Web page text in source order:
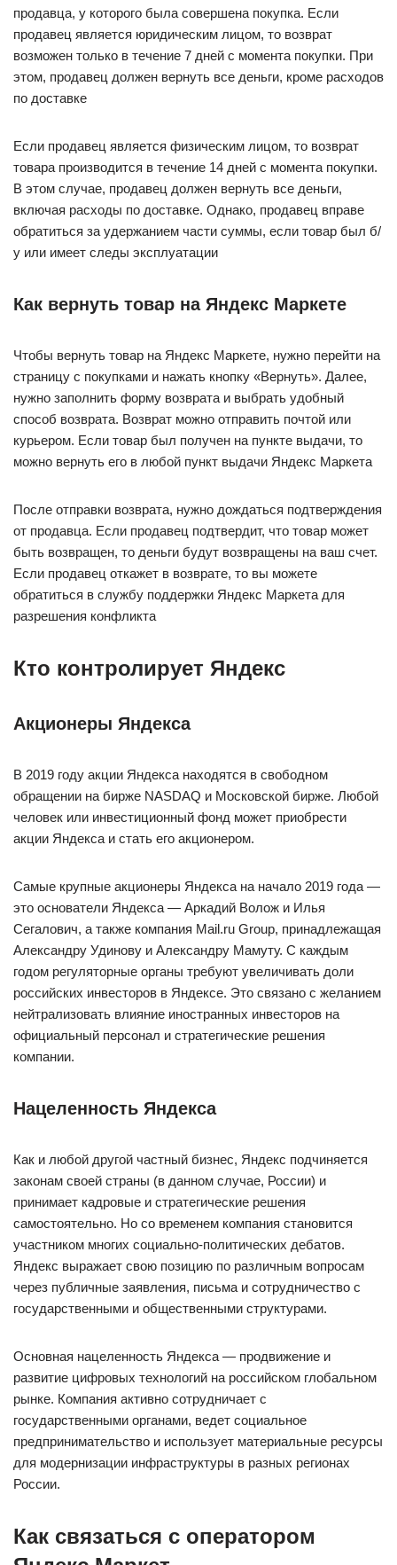
продавца, у которого была совершена покупка. Если
продавец является юридическим лицом, то возврат
возможен только в течение 7 дней с момента покупки. При
этом, продавец должен вернуть все деньги, кроме расходов
по доставке
Если продавец является физическим лицом, то возврат
товара производится в течение 14 дней с момента покупки.
В этом случае, продавец должен вернуть все деньги,
включая расходы по доставке. Однако, продавец вправе
обратиться за удержанием части суммы, если товар был б/
у или имеет следы эксплуатации
Как вернуть товар на Яндекс Маркете
Чтобы вернуть товар на Яндекс Маркете, нужно перейти на
страницу с покупками и нажать кнопку «Вернуть». Далее,
нужно заполнить форму возврата и выбрать удобный
способ возврата. Возврат можно отправить почтой или
курьером. Если товар был получен на пункте выдачи, то
можно вернуть его в любой пункт выдачи Яндекс Маркета
После отправки возврата, нужно дождаться подтверждения
от продавца. Если продавец подтвердит, что товар может
быть возвращен, то деньги будут возвращены на ваш счет.
Если продавец откажет в возврате, то вы можете
обратиться в службу поддержки Яндекс Маркета для
разрешения конфликта
Кто контролирует Яндекс
Акционеры Яндекса
В 2019 году акции Яндекса находятся в свободном
обращении на бирже NASDAQ и Московской бирже. Любой
человек или инвестиционный фонд может приобрести
акции Яндекса и стать его акционером.
Самые крупные акционеры Яндекса на начало 2019 года —
это основатели Яндекса — Аркадий Волож и Илья
Сегалович, а также компания Mail.ru Group, принадлежащая
Александру Удинову и Александру Мамуту. С каждым
годом регуляторные органы требуют увеличивать доли
российских инвесторов в Яндексе. Это связано с желанием
нейтрализовать влияние иностранных инвесторов на
официальный персонал и стратегические решения
компании.
Нацеленность Яндекса
Как и любой другой частный бизнес, Яндекс подчиняется
законам своей страны (в данном случае, России) и
принимает кадровые и стратегические решения
самостоятельно. Но со временем компания становится
участником многих социально-политических дебатов.
Яндекс выражает свою позицию по различным вопросам
через публичные заявления, письма и сотрудничество с
государственными и общественными структурами.
Основная нацеленность Яндекса — продвижение и
развитие цифровых технологий на российском глобальном
рынке. Компания активно сотрудничает с
государственными органами, ведет социальное
предпринимательство и использует материальные ресурсы
для модернизации инфраструктуры в разных регионах
России.
Как связаться с оператором